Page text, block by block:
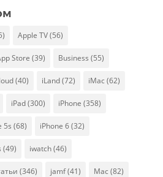
Apple TV(56)
Store (39) Business (55)
(40) iLand(72) iMac (62)
iPad(300) iPhone (358)
5s (68) iPhone 6(32)
(49) iwatch(46)
(346) jamf(41) Mac (82)